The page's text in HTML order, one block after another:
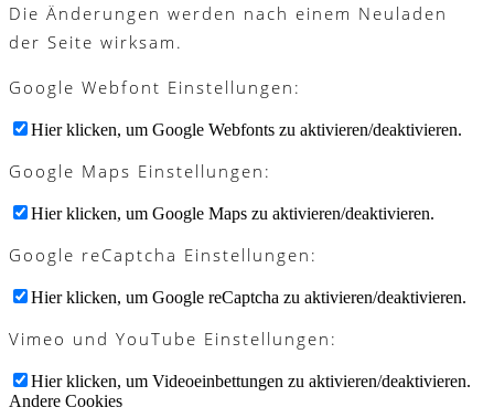
Die Änderungen werden nach einem Neuladen
der Seite wirksam.
Google Webfont Einstellungen:
Hier klicken, um Google Webfonts zu aktivieren/deaktivieren.
Google Maps Einstellungen:
Hier klicken, um Google Maps zu aktivieren/deaktivieren.
Google reCaptcha Einstellungen:
Hier klicken, um Google reCaptcha zu aktivieren/deaktivieren.
Vimeo und YouTube Einstellungen:
Hier klicken, um Videoeinbettungen zu aktivieren/deaktivieren.
Andere Cookies